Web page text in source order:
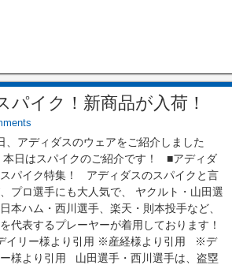
イク！新商品が入荷！
、アディダスのウェアをご紹介しました
本日はスパイクのご紹介です！ ■アディダ
パイク特集！ アディダスのスパイクと言
プロ選手にも大人気で、 ヤクルト・山田選
本ハム・西川選手、楽天・則本投手など、
代表するプレーヤーが着用しております！
イリー様より引用 ※産経様より引用 ※デ
様より引用 山田選手・西川選手は、盗塁